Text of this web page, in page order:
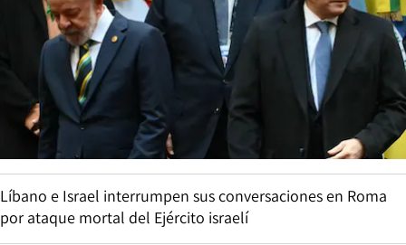
Líbano e Israel interrumpen sus conversaciones en Roma
por ataque mortal del Ejército israelí